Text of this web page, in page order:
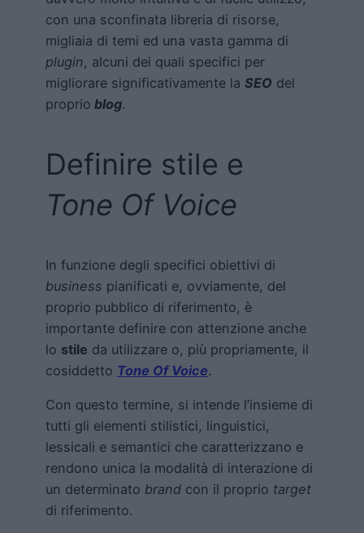
con una sconfinata libreria di risorse,
migliaia di temi ed una vasta gamma di
plugin, alcuni dei quali specifici per
migliorare significativamente la SEO del
proprio blog.
Definire stile e
Tone Of Voice
In funzione degli specifici obiettivi di
business pianificati e, ovviamente, del
proprio pubblico di riferimento, è
importante definire con attenzione anche
lo stile da utilizzare o, più propriamente, il
cosiddetto Tone Of Voice.
Con questo termine, si intende l’insieme di
tutti gli elementi stilistici, linguistici,
lessicali e semantici che caratterizzano e
rendono unica la modalità di interazione di
un determinato brand con il proprio target
di riferimento.